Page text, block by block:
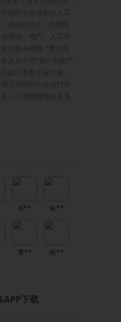
B** 朱**
李** 张**
下载